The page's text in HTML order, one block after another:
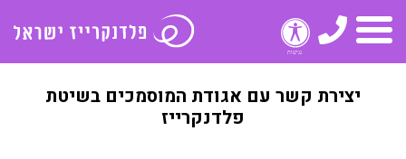
תפריט
טלפון
יצירת קשר עם אגודת המוסמכים בשיטת
פלדנקרייז